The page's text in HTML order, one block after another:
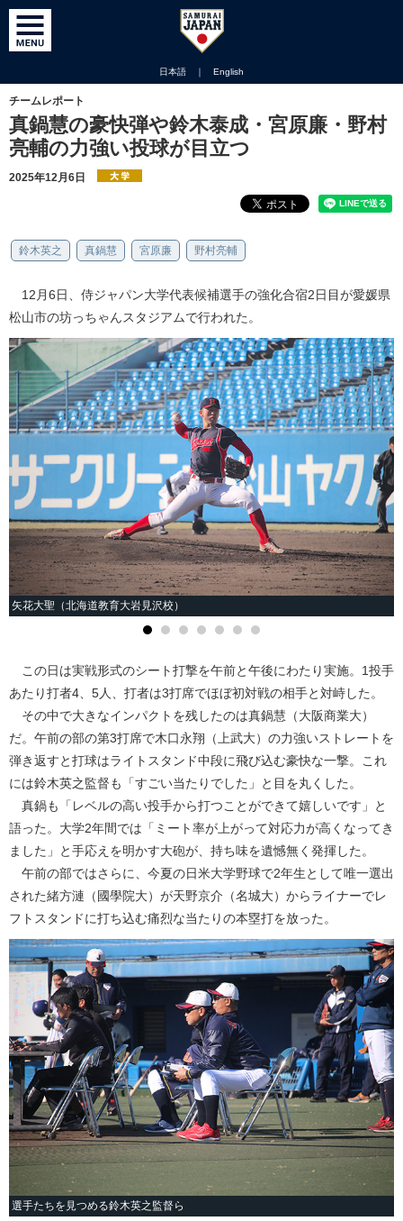
日本語 ｜ English
チームレポート
真鍋慧の豪快弾や鈴木泰成・宮原廉・野村
亮輔の力強い投球が目立つ
2025年12月6日
鈴木英之 真鍋慧 宮原廉 野村亮輔
12月6日、侍ジャパン大学代表候補選手の強化合宿2日目が愛媛県
松山市の坊っちゃんスタジアムで行われた。
矢花大聖（北海道教育大岩見沢校）
この日は実戦形式のシート打撃を午前と午後にわたり実施。1投手
あたり打者4、5人、打者は3打席でほぼ初対戦の相手と対峙した。
その中で大きなインパクトを残したのは真鍋慧（大阪商業大）
だ。午前の部の第3打席で木口永翔（上武大）の力強いストレートを
弾き返すと打球はライトスタンド中段に飛び込む豪快な一撃。これ
には鈴木英之監督も「すごい当たりでした」と目を丸くした。
真鍋も「レベルの高い投手から打つことができて嬉しいです」と
語った。大学2年間では「ミート率が上がって対応力が高くなってき
ました」と手応えを明かす大砲が、持ち味を遺憾無く発揮した。
午前の部ではさらに、今夏の日米大学野球で2年生として唯一選出
された緒方漣（國學院大）が天野京介（名城大）からライナーでレ
フトスタンドに打ち込む痛烈な当たりの本塁打を放った。
選手たちを見つめる鈴木英之監督ら